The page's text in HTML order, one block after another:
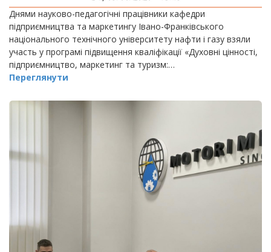
Днями науково-педагогічні працівники кафедри
підприємництва та маркетингу Івано-Франківського
національного технічного університету нафти і газу взяли
участь у програмі підвищення кваліфікації «Духовні цінності,
підприємництво, маркетинг та туризм:…
Переглянути